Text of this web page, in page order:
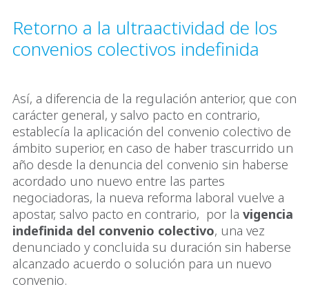
Retorno a la ultraactividad de los
convenios colectivos indefinida
Así, a diferencia de la regulación anterior, que con
carácter general, y salvo pacto en contrario,
establecía la aplicación del convenio colectivo de
ámbito superior, en caso de haber trascurrido un
año desde la denuncia del convenio sin haberse
acordado uno nuevo entre las partes
negociadoras, la nueva reforma laboral vuelve a
apostar, salvo pacto en contrario, por la vigencia
indefinida del convenio colectivo, una vez
denunciado y concluida su duración sin haberse
alcanzado acuerdo o solución para un nuevo
convenio.